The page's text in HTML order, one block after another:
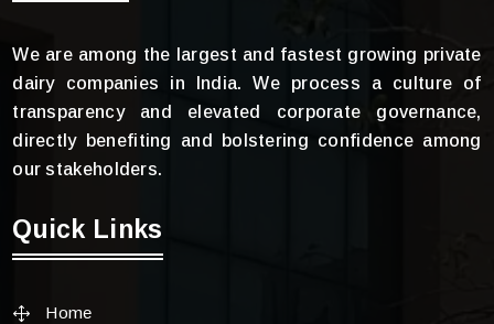
We are among the largest and fastest growing private
dairy companies in India. We process a culture of
transparency and elevated corporate governance,
directly benefiting and bolstering confidence among
our stakeholders.
Quick Links
Home